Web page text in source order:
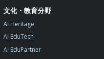
文化・教育分野
AI Heritage
AI EduTech
AI EduPartner